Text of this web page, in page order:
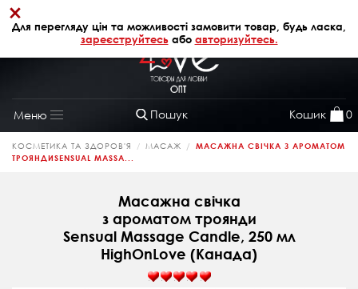
Для перегляду цін та можливості замовити товар, будь ласка,
зареєструйтесьабо авторизуйтесь.
×
Пошук Кошик 0
Меню
Toggle
navigation
КОСМЕТИКА ТА ЗДОРОВ'Я МАСАЖ
МАСАЖНА СВІЧКА З АРОМАТОМ
ТРОЯНДИSENSUAL MASSA...
Масажна свічка
з ароматом троянди
Sensual Massage Candle, 250 мл
HighOnLove (Канада)